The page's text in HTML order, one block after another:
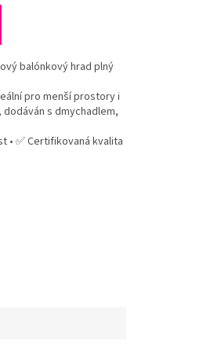
balónkový hrad plný
pro menší prostory i
dodáván s dmychadlem,
• ✅ Certifikovaná kvalita